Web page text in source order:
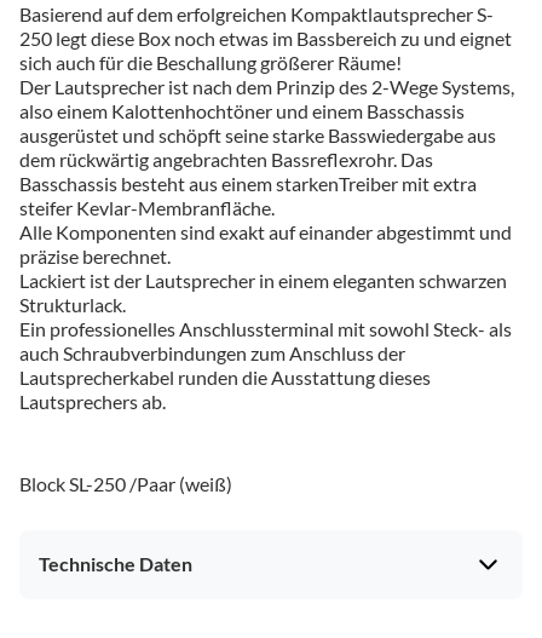
Basierend auf dem erfolgreichen Kompaktlautsprecher S-
250 legt diese Box noch etwas im Bassbereich zu und eignet
sich auch für die Beschallung größerer Räume!
Der Lautsprecher ist nach dem Prinzip des 2-Wege Systems,
also einem Kalottenhochtöner und einem Basschassis
ausgerüstet und schöpft seine starke Basswiedergabe aus
dem rückwärtig angebrachten Bassreflexrohr. Das
Basschassis besteht aus einem starkenTreiber mit extra
steifer Kevlar-Membranfläche.
Alle Komponenten sind exakt auf einander abgestimmt und
präzise berechnet.
Lackiert ist der Lautsprecher in einem eleganten schwarzen
Strukturlack.
Ein professionelles Anschlussterminal mit sowohl Steck- als
auch Schraubverbindungen zum Anschluss der
Lautsprecherkabel runden die Ausstattung dieses
Lautsprechers ab.
Block SL-250 /Paar (weiß)
Technische Daten